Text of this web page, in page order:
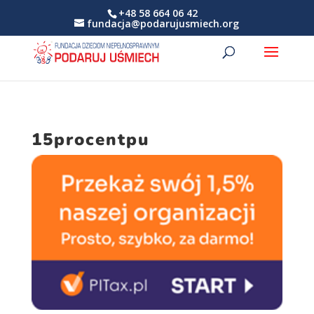
+48 58 664 06 42
fundacja@podarujusmiech.org
15procentpu